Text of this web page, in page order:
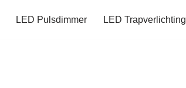
LED Pulsdimmer LED Trapverlichting